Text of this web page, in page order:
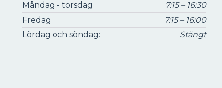
Måndag - torsdag
7:15 – 16:30
Fredag
7:15 – 16:00
Lördag och söndag:
Stängt